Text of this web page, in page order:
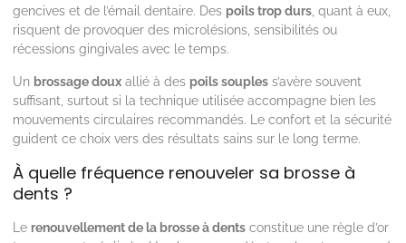
gencives et de l’émail dentaire. Des poils trop durs , quant à eux,
risquent de provoquer des microlésions, sensibilités ou
récessions gingivales avec le temps.
Un brossage doux allié à des poils souples s’avère souvent
suffisant, surtout si la technique utilisée accompagne bien les
mouvements circulaires recommandés. Le confort et la sécurité
guident ce choix vers des résultats sains sur le long terme.
À quelle fréquence renouveler sa brosse à
dents ?
Le renouvellement de la brosse à dents constitue une règle d’or